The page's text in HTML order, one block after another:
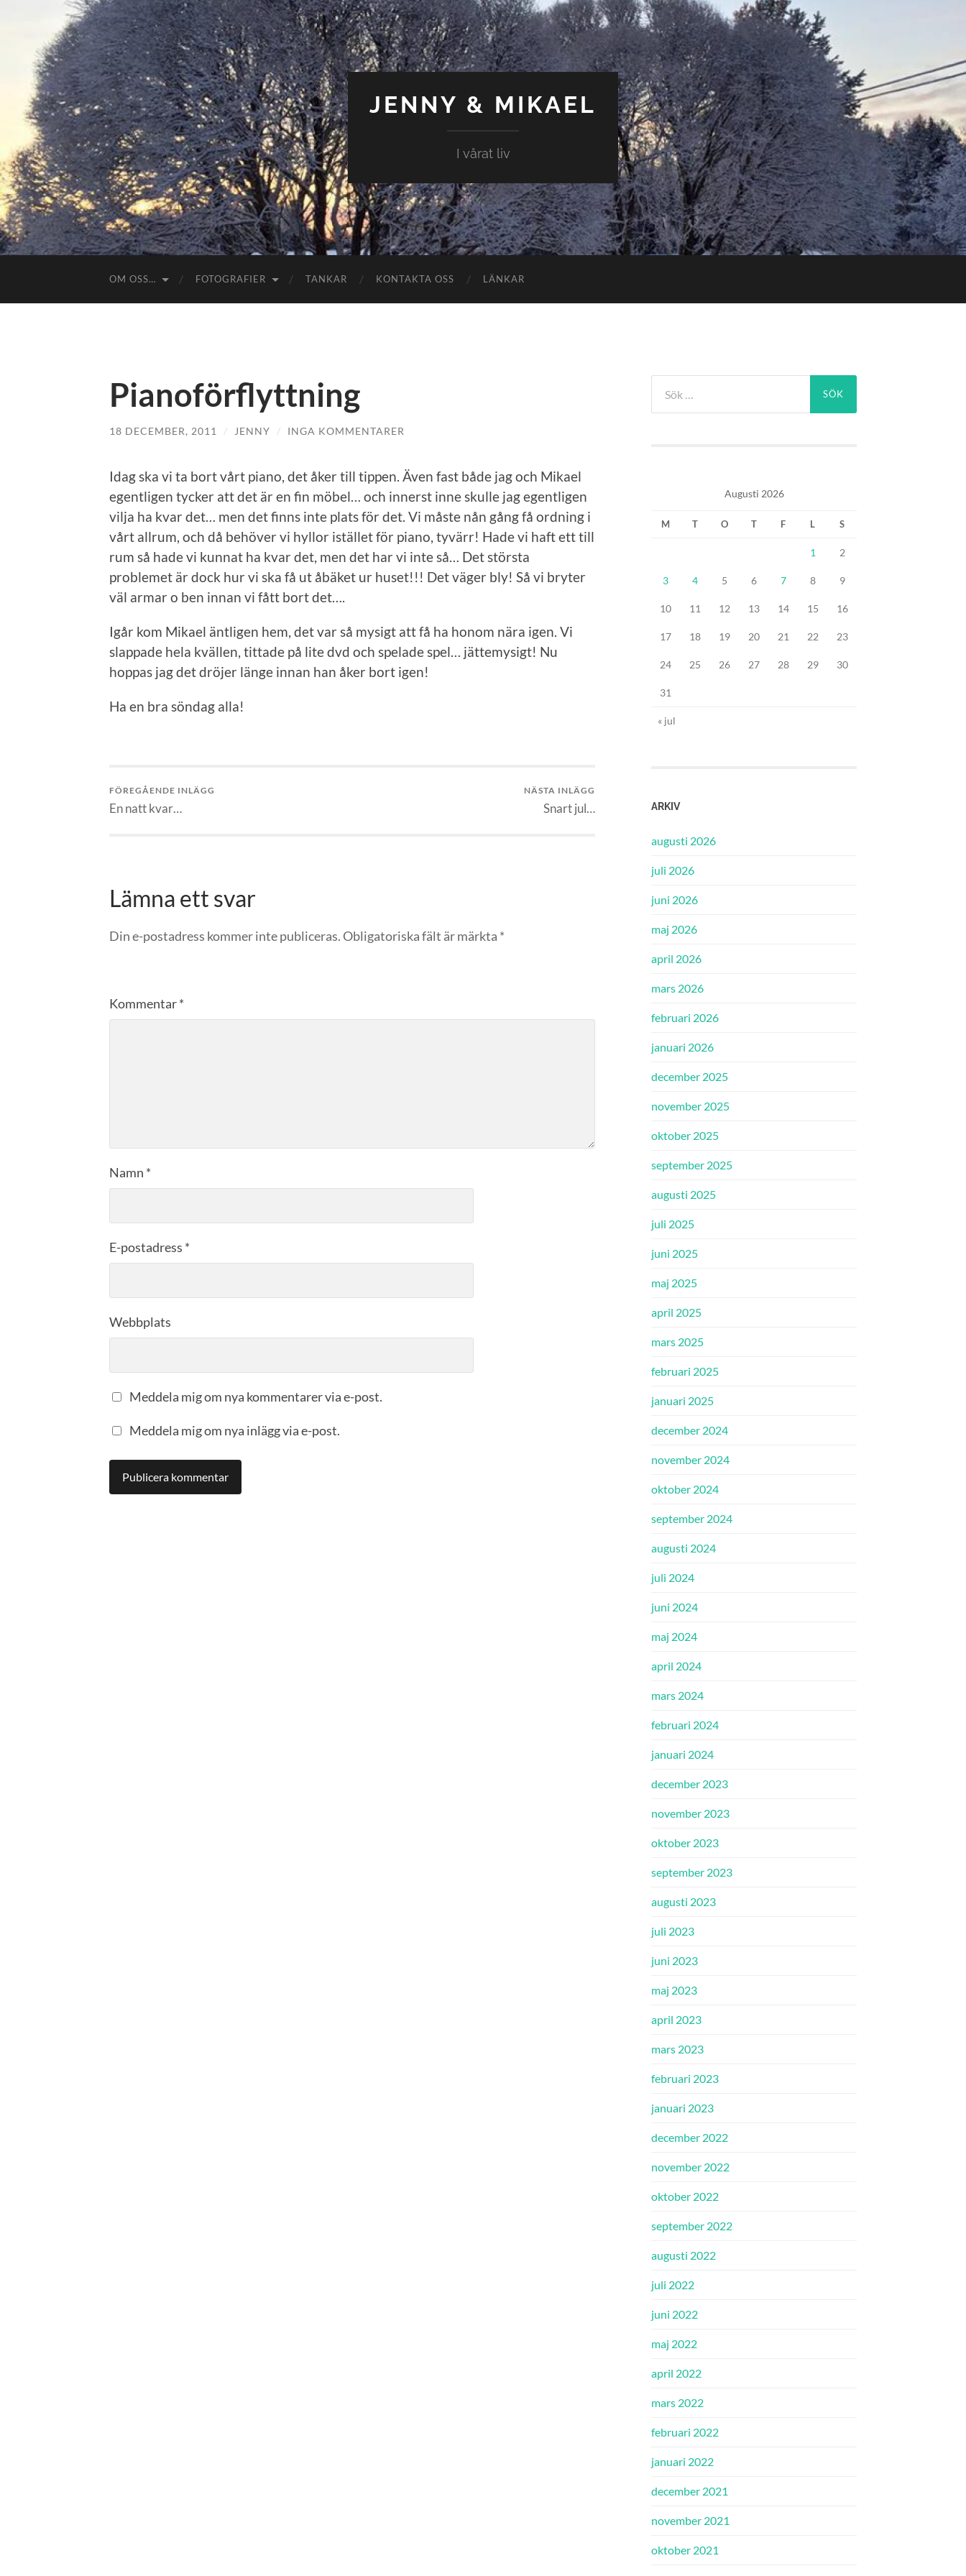
JENNY & MIKAEL
I vårat liv
OM OSS… FOTOGRAFIER TANKAR KONTAKTA OSS LÄNKAR
Pianoförflyttning
18 DECEMBER, 2011 / JENNY / INGA KOMMENTARER
Idag ska vi ta bort vårt piano, det åker till tippen. Även fast både jag och Mikael
egentligen tycker att det är en fin möbel… och innerst inne skulle jag egentligen
vilja ha kvar det… men det finns inte plats för det. Vi måste nån gång få ordning i
vårt allrum, och då behöver vi hyllor istället för piano, tyvärr! Hade vi haft ett till
rum så hade vi kunnat ha kvar det, men det har vi inte så… Det största
problemet är dock hur vi ska få ut åbäket ur huset!!! Det väger bly! Så vi bryter
väl armar o ben innan vi fått bort det….
Igår kom Mikael äntligen hem, det var så mysigt att få ha honom nära igen. Vi
slappade hela kvällen, tittade på lite dvd och spelade spel… jättemysigt! Nu
hoppas jag det dröjer länge innan han åker bort igen!
Ha en bra söndag alla!
FÖREGÅENDE INLÄGG
En natt kvar…
NÄSTA INLÄGG
Snart jul…
Lämna ett svar
Din e-postadress kommer inte publiceras.Obligatoriska fält är märkta *
Kommentar*
Namn *
E-postadress *
Webbplats
Meddela mig om nya kommentarer via e-post.
Meddela mig om nya inlägg via e-post.
efter:
Augusti 2026
M T O T F L S
1 2
3 4 5 6 7 8 9
10 11 12 13 14 15 16
17 18 19 20 21 22 23
24 25 26 27 28 29 30
31
« jul
ARKIV
augusti 2026
juli 2026
juni 2026
maj 2026
april 2026
mars 2026
februari 2026
januari 2026
december 2025
november 2025
oktober 2025
september 2025
augusti 2025
juli 2025
juni 2025
maj 2025
april 2025
mars 2025
februari 2025
januari 2025
december 2024
november 2024
oktober 2024
september 2024
augusti 2024
juli 2024
juni 2024
maj 2024
april 2024
mars 2024
februari 2024
januari 2024
december 2023
november 2023
oktober 2023
september 2023
augusti 2023
juli 2023
juni 2023
maj 2023
april 2023
mars 2023
februari 2023
januari 2023
december 2022
november 2022
oktober 2022
september 2022
augusti 2022
juli 2022
juni 2022
maj 2022
april 2022
mars 2022
februari 2022
januari 2022
december 2021
november 2021
oktober 2021